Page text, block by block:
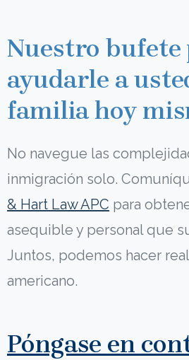
Nuestro bufete
ayudarle a
familia hoy
No navegue las
inmigración solo.
& Hart Law APC para
asequible y personal que
Juntos, podemos hacer
americano.
Póngase en